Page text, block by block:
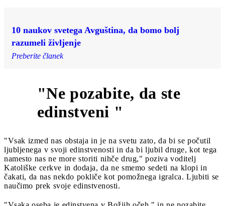
10 naukov svetega Avguština, da bomo bolj
razumeli življenje
Preberite članek
"Ne pozabite, da ste
edinstveni "
"Vsak izmed nas obstaja in je na svetu zato, da bi se počutil
ljubljenega v svoji edinstvenosti in da bi ljubil druge, kot tega
namesto nas ne more storiti nihče drug," poziva voditelj
Katoliške cerkve in dodaja, da ne smemo sedeti na klopi in
čakati, da nas nekdo pokliče kot pomožnega igralca. Ljubiti se
naučimo prek svoje edinstvenosti.